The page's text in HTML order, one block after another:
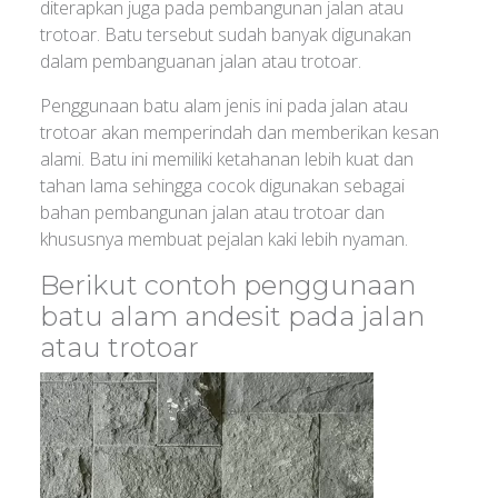
diterapkan juga pada pembangunan jalan atau
trotoar. Batu tersebut sudah banyak digunakan
dalam pembanguanan jalan atau trotoar.
Penggunaan batu alam jenis ini pada jalan atau
trotoar akan memperindah dan memberikan kesan
alami. Batu ini memiliki ketahanan lebih kuat dan
tahan lama sehingga cocok digunakan sebagai
bahan pembangunan jalan atau trotoar dan
khususnya membuat pejalan kaki lebih nyaman.
Berikut contoh penggunaan
batu alam andesit pada jalan
atau trotoar